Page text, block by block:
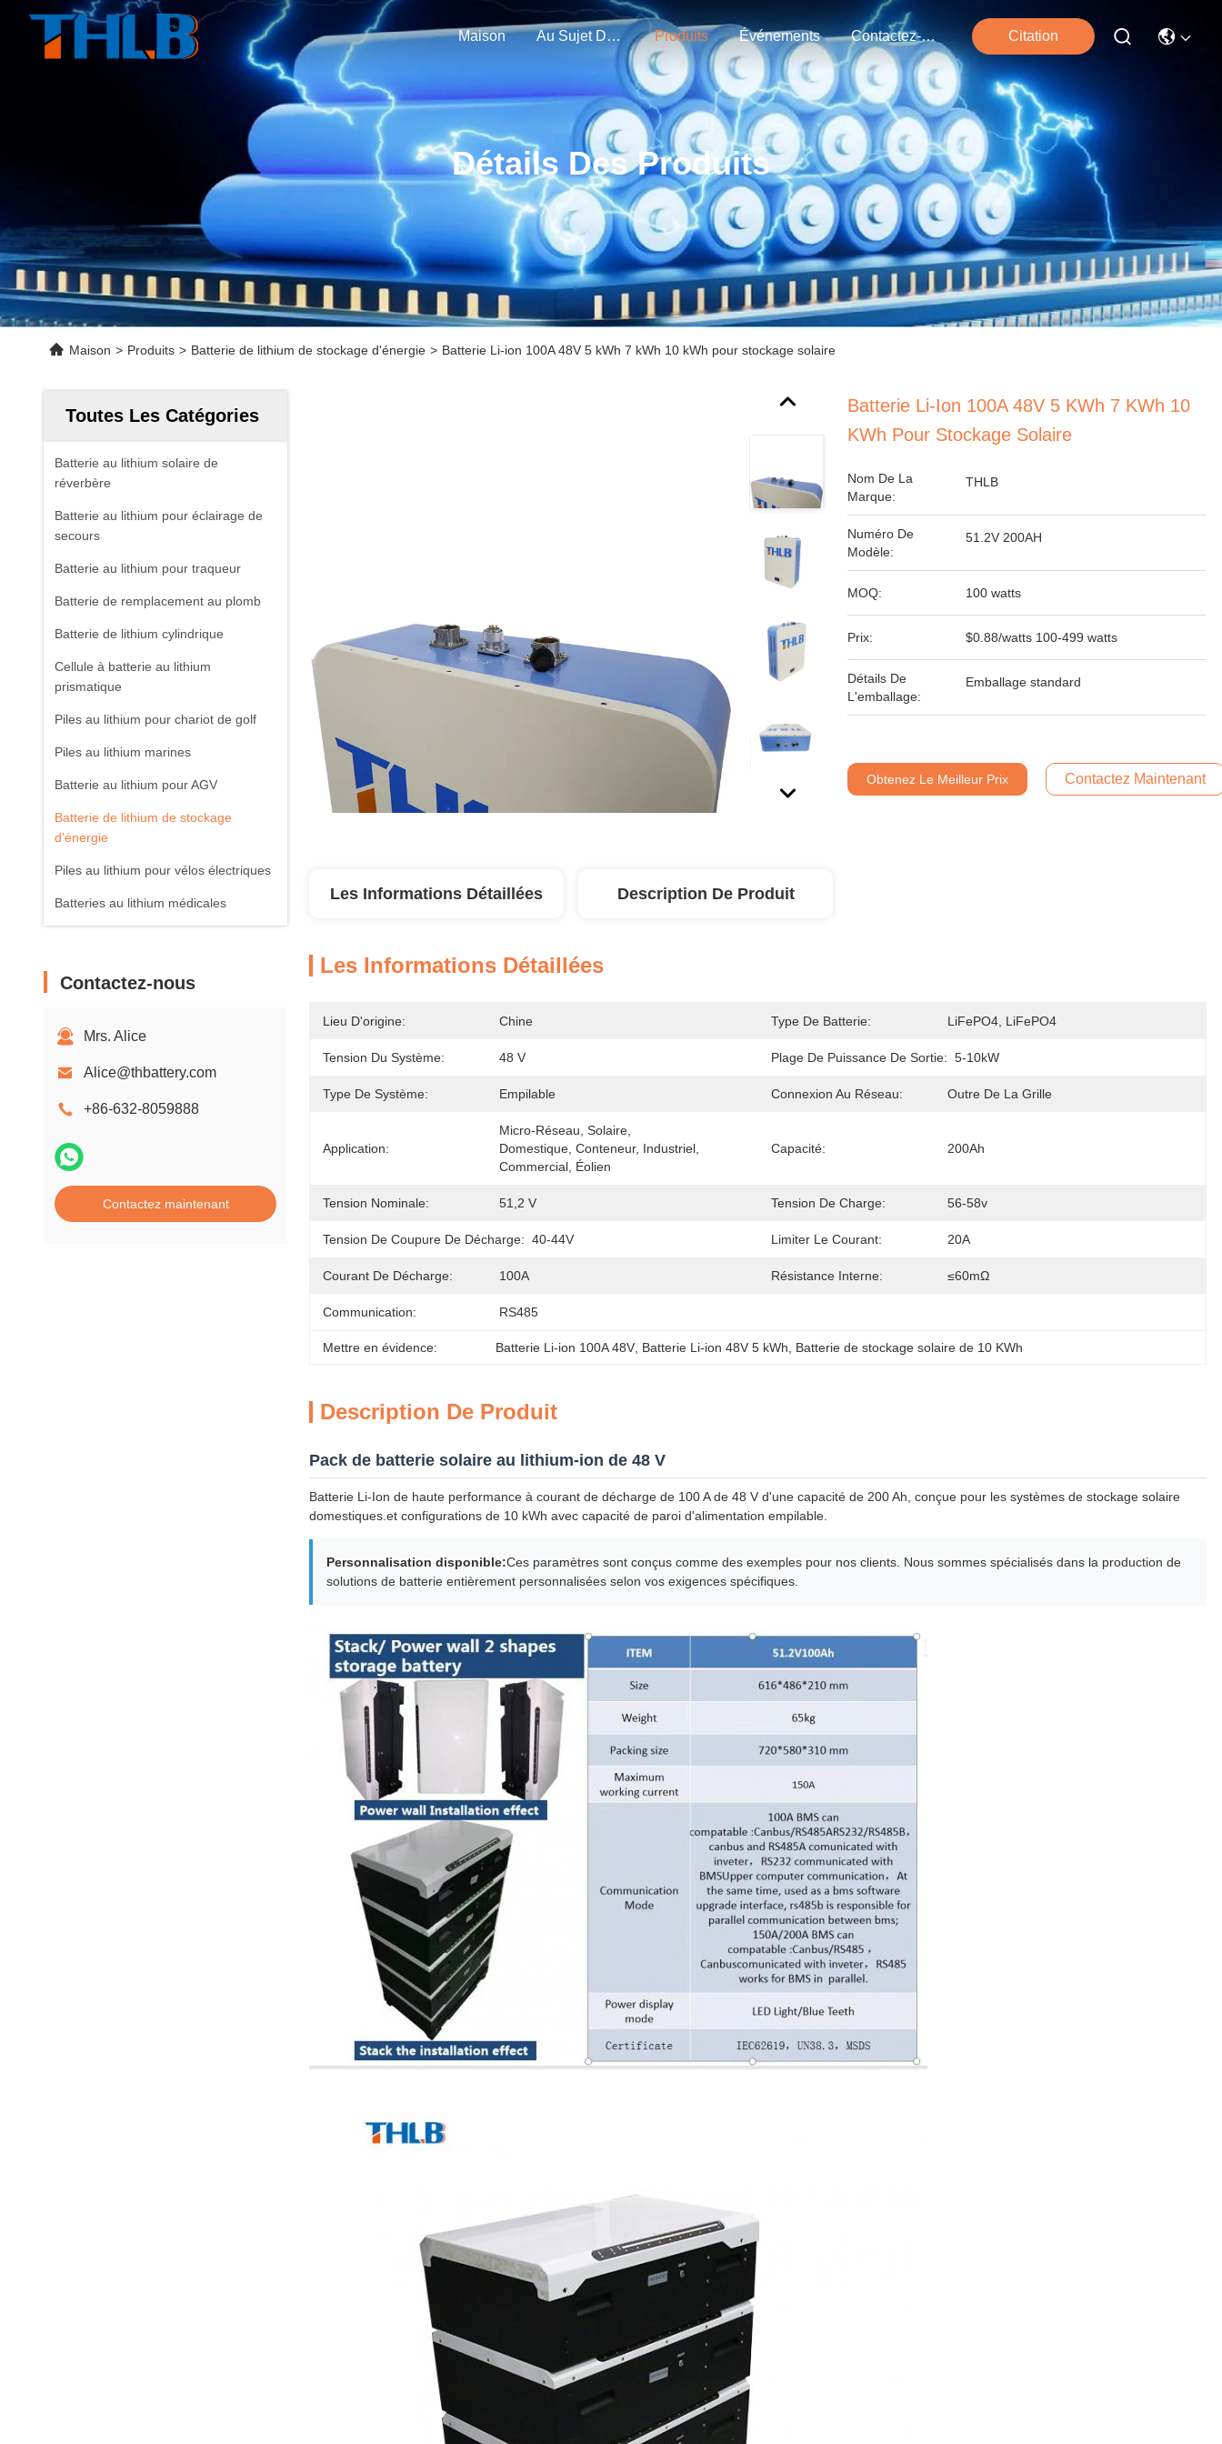
Maison Au Sujet De Nous Produits Événements Contactez-Nous Citation
Détails Des Produits
Maison > Produits > Batterie de lithium de stockage d'énergie > Batterie Li-ion 100A 48V 5 kWh 7 kWh 10 kWh pour stockage solaire
Toutes Les Catégories
Batterie au lithium solaire de
réverbère
Batterie au lithium pour éclairage de
secours
Batterie au lithium pour traqueur
Batterie de remplacement au plomb
Batterie de lithium cylindrique
Cellule à batterie au lithium
prismatique
Piles au lithium pour chariot de golf
Piles au lithium marines
Batterie au lithium pour AGV
Batterie de lithium de stockage
d'énergie
Piles au lithium pour vélos électriques
Batteries au lithium médicales
Contactez-nous
Mrs. Alice
Alice@thbattery.com
+86-632-8059888
Contactez maintenant
Batterie Li-Ion 100A 48V 5 KWh 7 KWh 10
KWh Pour Stockage Solaire
Nom De La
Marque:
THLB
Numéro De
Modèle:
51.2V 200AH
MOQ: 100 watts
Prix: $0.88/watts 100-499 watts
Détails De
L'emballage:
Emballage standard
Obtenez Le Meilleur Prix Contactez Maintenant
Les Informations Détaillées Description De Produit
Les Informations Détaillées
Lieu D'origine: Chine Type De Batterie: LiFePO4, LiFePO4
Tension Du Système: 48 V Plage De Puissance De Sortie: 5-10kW
Type De Système: Empilable Connexion Au Réseau: Outre De La Grille
Application:
Micro-Réseau, Solaire,
Domestique, Conteneur, Industriel,
Commercial, Éolien
Capacité: 200Ah
Tension Nominale: 51,2 V Tension De Charge: 56-58v
Tension De Coupure De Décharge: 40-44V Limiter Le Courant: 20A
Courant De Décharge: 100A Résistance Interne: ≤60mΩ
Communication: RS485
Mettre en évidence: Batterie Li-ion 100A 48V, Batterie Li-ion 48V 5 kWh Batterie de stockage solaire de 10 KWh
Description De Produit
Pack de batterie solaire au lithium-ion de 48 V
Batterie Li-Ion de haute performance à courant de décharge de 100 A de 48 V d'une capacité de 200 Ah, conçue pour les systèmes de stockage solaire
domestiques.et configurations de 10 kWh avec capacité de paroi d'alimentation empilable.
Personnalisation disponible:Ces paramètres sont conçus comme des exemples pour nos clients. Nous sommes spécialisés dans la production de
solutions de batterie entièrement personnalisées selon vos exigences spécifiques.